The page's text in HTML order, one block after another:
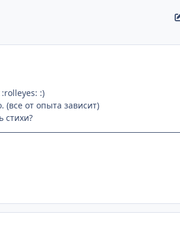
:)
от опыта зависит)
стихи?